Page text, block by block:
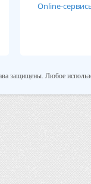
Online-
защищены. Любое